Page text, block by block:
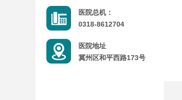
医院地址
冀州区和平西路173号
医院总机：
0318-8612704